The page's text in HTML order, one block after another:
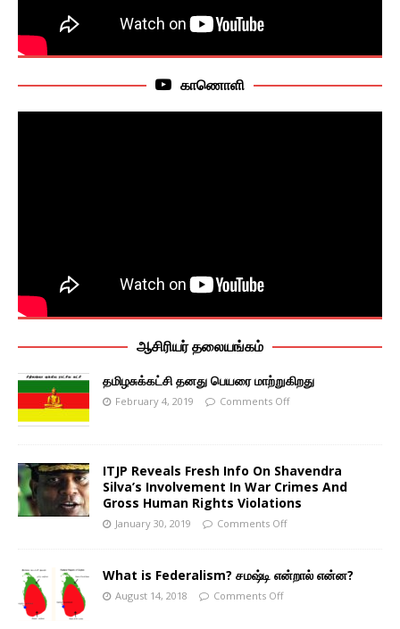
காணொளி
ஆசிரியர் தலையங்கம்
தமிழசுக்கட்சி தனது பெயரை மாற்றுகிறது
February 4, 2019 Comments Off
ITJP Reveals Fresh Info On Shavendra
Silva’s Involvement In War Crimes And
Gross Human Rights Violations
January 30, 2019 Comments Off
What is Federalism? சமஷ்டி என்றால் என்ன?
August 14, 2018 Comments Off